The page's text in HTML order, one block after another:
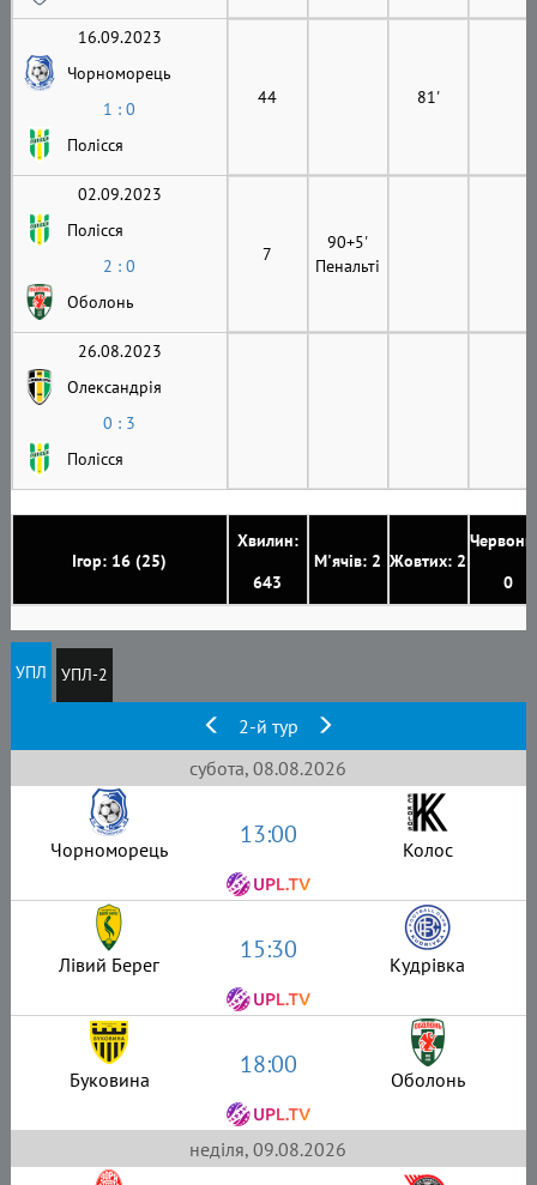
Ігор: 16 (25)
Хвилин:
643
М'ячів: 2 Жовтих: 2
0
16.09.2023
Чорноморець
1 : 0
Полісся
44 81'
02.09.2023
Полісся
2 : 0
Оболонь
7
90+5'
Пенальті
26.08.2023
Олександрія
0 : 3
Полісся
УПЛ УПЛ-2
2-й тур
субота, 08.08.2026
Чорноморець 13:00 Колос
Лівий Берег 15:30 Кудрівка
Буковина 18:00 Оболонь
неділя, 09.08.2026